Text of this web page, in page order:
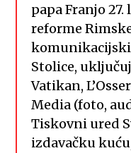
papa Franjo
reforme
Stolice,
Vatikan,
Media (foto,
Tiskovni ured
izdavačku